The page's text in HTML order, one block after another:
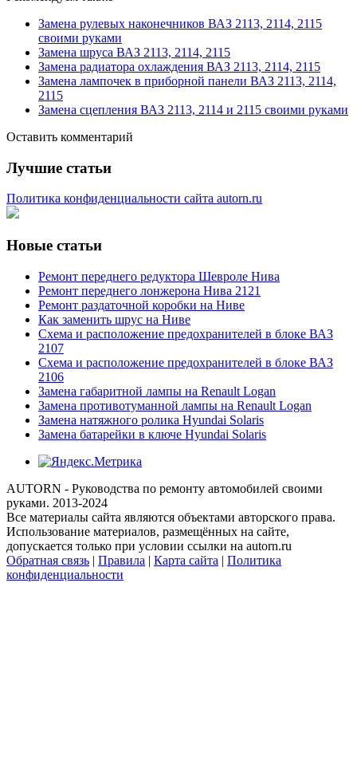
Замена рулевых наконечников ВАЗ 2113, 2114, 2115
своими руками
Замена шруса ВАЗ 2113, 2114, 2115
Замена радиатора охлаждения ВАЗ 2113, 2114, 2115
Замена лампочек в приборной панели ВАЗ 2113, 2114,
2115
Замена сцепления ВАЗ 2113, 2114 и 2115 своими руками
Оставить комментарий
Лучшие статьи
Политика конфиденциальности сайта autorn.ru
Новые статьи
Ремонт переднего редуктора Шевроле Нива
Ремонт переднего лонжерона Нива 2121
Ремонт раздаточной коробки на Ниве
Как заменить шрус на Ниве
Схема и расположение предохранителей в блоке ВАЗ
2107
Схема и расположение предохранителей в блоке ВАЗ
2106
Замена габаритной лампы на Renault Logan
Замена противотуманной лампы на Renault Logan
Замена натяжного ролика Hyundai Solaris
Замена батарейки в ключе Hyundai Solaris
AUTORN - Руководства по ремонту автомобилей своими
руками. 2013-2024
Все материалы сайта являются объектами авторского права.
Использование материалов, размещённых на сайте,
допускается только при условии ссылки на autorn.ru
Обратная связь | Правила | Карта сайта | Политика
конфиденциальности